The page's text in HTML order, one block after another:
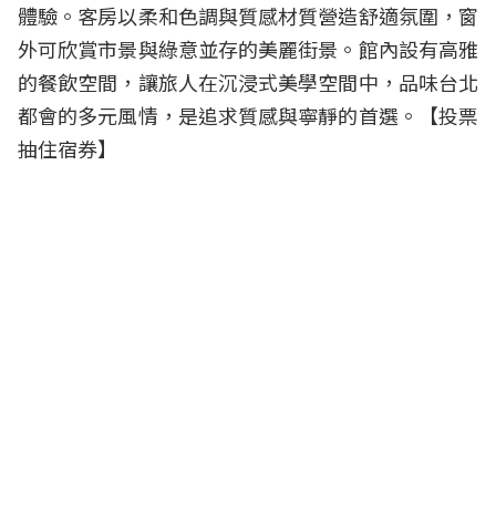
體驗。客房以柔和色調與質感材質營造舒適氛圍，窗
外可欣賞市景與綠意並存的美麗街景。館內設有高雅
的餐飲空間，讓旅人在沉浸式美學空間中，品味台北
都會的多元風情，是追求質感與寧靜的首選。【投票
抽住宿券】